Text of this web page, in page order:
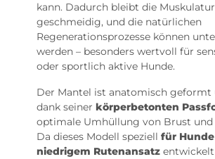
kann. Dadurch bleibt die
geschmeidig, und die natürlichen
Regenerationsprozesse können
werden – besonders wertvoll für
oder sportlich aktive Hunde.
Der Mantel ist anatomisch geformt
dank seiner körperbetonten
optimale Umhüllung von Brust und
Da dieses Modell speziell für
niedrigem Rutenansatz